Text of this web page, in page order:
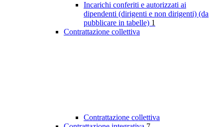
Incarichi conferiti e autorizzati ai
dipendenti (dirigenti e non dirigenti) (da
pubblicare in tabelle) 1
Contrattazione collettiva
Contrattazione collettiva